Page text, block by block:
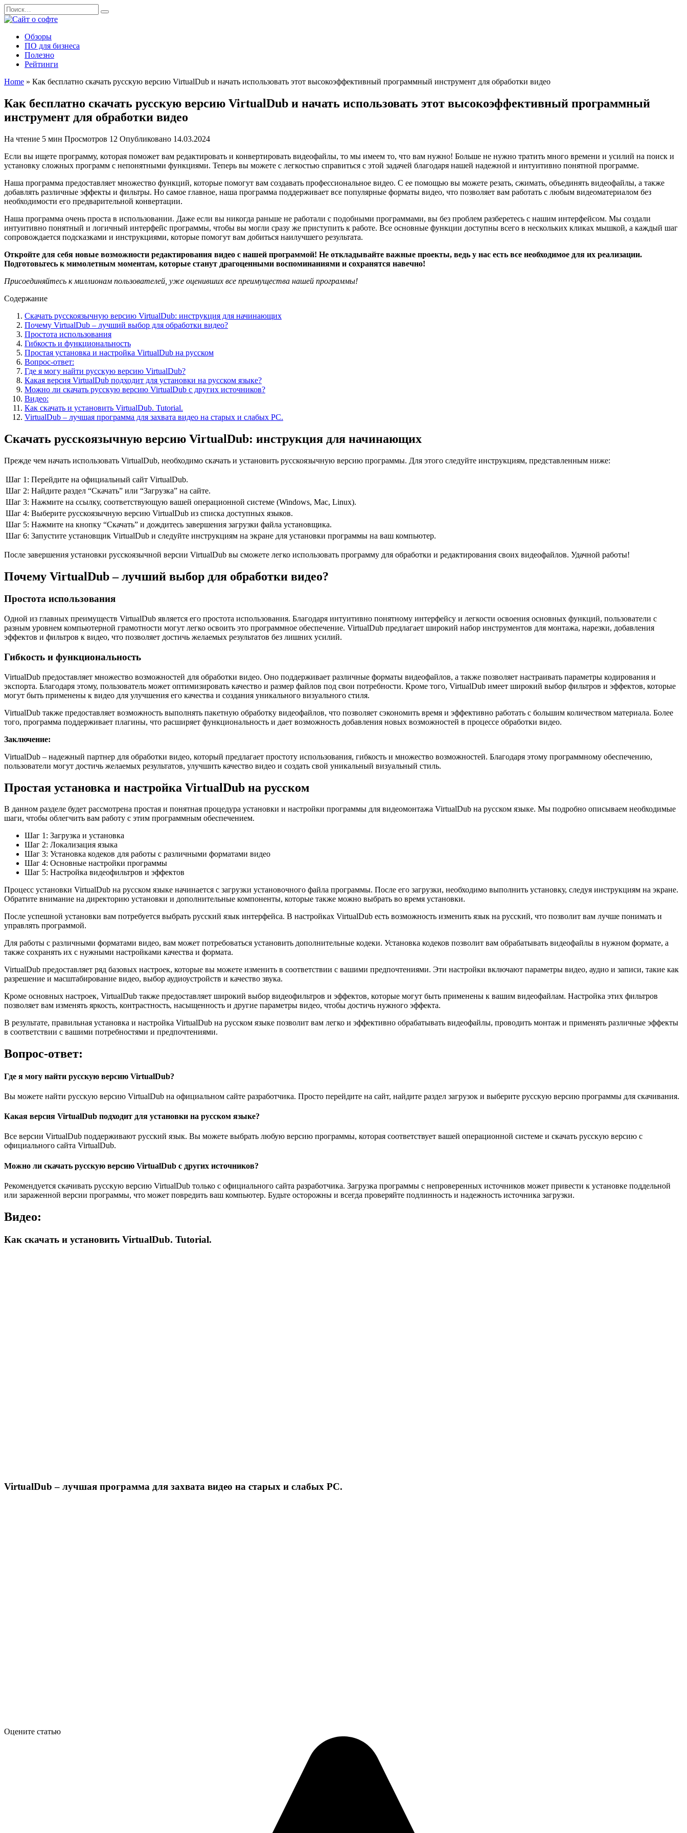
Перейти
к
содержанию
Search
for:
Обзоры
ПО для бизнеса
Полезно
Рейтинги
Home » Как бесплатно скачать русскую версию VirtualDub и начать использовать этот высокоэффективный программный инструмент для обработки видео
Как бесплатно скачать русскую версию VirtualDub и начать использовать этот высокоэффективный программный
инструмент для обработки видео
На чтение 5 мин Просмотров 12 Опубликовано 14.03.2024
Если вы ищете программу, которая поможет вам редактировать и конвертировать видеофайлы, то мы имеем то, что вам нужно! Больше не нужно тратить много времени и усилий на поиск и
установку сложных программ с непонятными функциями. Теперь вы можете с легкостью справиться с этой задачей благодаря нашей надежной и интуитивно понятной программе.
Наша программа предоставляет множество функций, которые помогут вам создавать профессиональное видео. С ее помощью вы можете резать, сжимать, объединять видеофайлы, а также
добавлять различные эффекты и фильтры. Но самое главное, наша программа поддерживает все популярные форматы видео, что позволяет вам работать с любым видеоматериалом без
необходимости его предварительной конвертации.
Наша программа очень проста в использовании. Даже если вы никогда раньше не работали с подобными программами, вы без проблем разберетесь с нашим интерфейсом. Мы создали
интуитивно понятный и логичный интерфейс программы, чтобы вы могли сразу же приступить к работе. Все основные функции доступны всего в нескольких кликах мышкой, а каждый шаг
сопровождается подсказками и инструкциями, которые помогут вам добиться наилучшего результата.
Откройте для себя новые возможности редактирования видео с нашей программой! Не откладывайте важные проекты, ведь у нас есть все необходимое для их реализации.
Подготовьтесь к мимолетным моментам, которые станут драгоценными воспоминаниями и сохранятся навечно!
Присоединяйтесь к миллионам пользователей, уже оценивших все преимущества нашей программы!
Содержание
Скачать русскоязычную версию VirtualDub: инструкция для начинающих
Почему VirtualDub – лучший выбор для обработки видео?
Простота использования
Гибкость и функциональность
Простая установка и настройка VirtualDub на русском
Вопрос-ответ:
Где я могу найти русскую версию VirtualDub?
Какая версия VirtualDub подходит для установки на русском языке?
Можно ли скачать русскую версию VirtualDub с других источников?
Видео:
Как скачать и установить VirtualDub. Tutorial.
VirtualDub – лучшая программа для захвата видео на старых и слабых PC.
Скачать русскоязычную версию VirtualDub: инструкция для начинающих
Прежде чем начать использовать VirtualDub, необходимо скачать и установить русскоязычную версию программы. Для этого следуйте инструкциям, представленным ниже:
Шаг 1: Перейдите на официальный сайт VirtualDub.
Шаг 2: Найдите раздел “Скачать” или “Загрузка” на сайте.
Шаг 3: Нажмите на ссылку, соответствующую вашей операционной системе (Windows, Mac, Linux).
Шаг 4: Выберите русскоязычную версию VirtualDub из списка доступных языков.
Шаг 5: Нажмите на кнопку “Скачать” и дождитесь завершения загрузки файла установщика.
Шаг 6: Запустите установщик VirtualDub и следуйте инструкциям на экране для установки программы на ваш компьютер.
После завершения установки русскоязычной версии VirtualDub вы сможете легко использовать программу для обработки и редактирования своих видеофайлов. Удачной работы!
Почему VirtualDub – лучший выбор для обработки видео?
Простота использования
Одной из главных преимуществ VirtualDub является его простота использования. Благодаря интуитивно понятному интерфейсу и легкости освоения основных функций, пользователи с
разным уровнем компьютерной грамотности могут легко освоить это программное обеспечение. VirtualDub предлагает широкий набор инструментов для монтажа, нарезки, добавления
эффектов и фильтров к видео, что позволяет достичь желаемых результатов без лишних усилий.
Гибкость и функциональность
VirtualDub предоставляет множество возможностей для обработки видео. Оно поддерживает различные форматы видеофайлов, а также позволяет настраивать параметры кодирования и
экспорта. Благодаря этому, пользователь может оптимизировать качество и размер файлов под свои потребности. Кроме того, VirtualDub имеет широкий выбор фильтров и эффектов, которые
могут быть применены к видео для улучшения его качества и создания уникального визуального стиля.
VirtualDub также предоставляет возможность выполнять пакетную обработку видеофайлов, что позволяет сэкономить время и эффективно работать с большим количеством материала. Более
того, программа поддерживает плагины, что расширяет функциональность и дает возможность добавления новых возможностей в процессе обработки видео.
Заключение:
VirtualDub – надежный партнер для обработки видео, который предлагает простоту использования, гибкость и множество возможностей. Благодаря этому программному обеспечению,
пользователи могут достичь желаемых результатов, улучшить качество видео и создать свой уникальный визуальный стиль.
Простая установка и настройка VirtualDub на русском
В данном разделе будет рассмотрена простая и понятная процедура установки и настройки программы для видеомонтажа VirtualDub на русском языке. Мы подробно описываем необходимые
шаги, чтобы облегчить вам работу с этим программным обеспечением.
Шаг 1: Загрузка и установка
Шаг 2: Локализация языка
Шаг 3: Установка кодеков для работы с различными форматами видео
Шаг 4: Основные настройки программы
Шаг 5: Настройка видеофильтров и эффектов
Процесс установки VirtualDub на русском языке начинается с загрузки установочного файла программы. После его загрузки, необходимо выполнить установку, следуя инструкциям на экране.
Обратите внимание на директорию установки и дополнительные компоненты, которые также можно выбрать во время установки.
После успешной установки вам потребуется выбрать русский язык интерфейса. В настройках VirtualDub есть возможность изменить язык на русский, что позволит вам лучше понимать и
управлять программой.
Для работы с различными форматами видео, вам может потребоваться установить дополнительные кодеки. Установка кодеков позволит вам обрабатывать видеофайлы в нужном формате, а
также сохранять их с нужными настройками качества и формата.
VirtualDub предоставляет ряд базовых настроек, которые вы можете изменить в соответствии с вашими предпочтениями. Эти настройки включают параметры видео, аудио и записи, такие как
разрешение и масштабирование видео, выбор аудиоустройств и качество звука.
Кроме основных настроек, VirtualDub также предоставляет широкий выбор видеофильтров и эффектов, которые могут быть применены к вашим видеофайлам. Настройка этих фильтров
позволяет вам изменять яркость, контрастность, насыщенность и другие параметры видео, чтобы достичь нужного эффекта.
В результате, правильная установка и настройка VirtualDub на русском языке позволит вам легко и эффективно обрабатывать видеофайлы, проводить монтаж и применять различные эффекты
в соответствии с вашими потребностями и предпочтениями.
Вопрос-ответ:
Где я могу найти русскую версию VirtualDub?
Вы можете найти русскую версию VirtualDub на официальном сайте разработчика. Просто перейдите на сайт, найдите раздел загрузок и выберите русскую версию программы для скачивания.
Какая версия VirtualDub подходит для установки на русском языке?
Все версии VirtualDub поддерживают русский язык. Вы можете выбрать любую версию программы, которая соответствует вашей операционной системе и скачать русскую версию с
официального сайта VirtualDub.
Можно ли скачать русскую версию VirtualDub с других источников?
Рекомендуется скачивать русскую версию VirtualDub только с официального сайта разработчика. Загрузка программы с непроверенных источников может привести к установке поддельной
или зараженной версии программы, что может повредить ваш компьютер. Будьте осторожны и всегда проверяйте подлинность и надежность источника загрузки.
Видео:
Как скачать и установить VirtualDub. Tutorial.
VirtualDub – лучшая программа для захвата видео на старых и слабых PC.
Оцените статью